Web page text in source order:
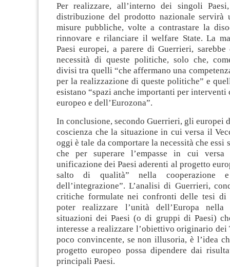
Per realizzare, all’interno dei singoli
distribuzione del prodotto nazionale servirà
misure pubbliche, volte a contrastare la
rinnovare e rilanciare il welfare State. La
Paesi europei, a parere di Guerrieri, sarebbe
necessità di queste politiche, solo che,
divisi tra quelli “che affermano una
per la realizzazione di queste politiche” e
esistano “spazi anche importanti per
europeo e dell’Eurozona”.
In conclusione, secondo Guerrieri, gli europei
coscienza che la situazione in cui versa il
oggi è tale da comportare la necessità che essi
che per superare l’empasse in cui
unificazione dei Paesi aderenti al progetto
salto di qualità” nella cooperazione
dell’integrazione”. L’analisi di Guerrieri,
critiche formulate nei confronti delle tesi
poter realizzare l’unità dell’Europa
situazioni dei Paesi (o di gruppi di Paesi)
interesse a realizzare l’obiettivo originario dei
poco convincente, se non illusoria, è l’idea
progetto europeo possa dipendere dai
principali Paesi.